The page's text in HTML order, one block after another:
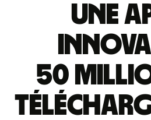
Une
50